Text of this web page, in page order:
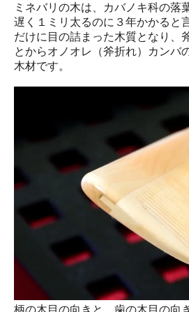
ミネバリの木は、カバノキ科の落
遅く１ミリ太るのに３年かかると
だけに目の詰まった木質となり、
とからオノオレ（斧折れ）カンバ
木材です。
柄の木目の向きと、歯の木目の向